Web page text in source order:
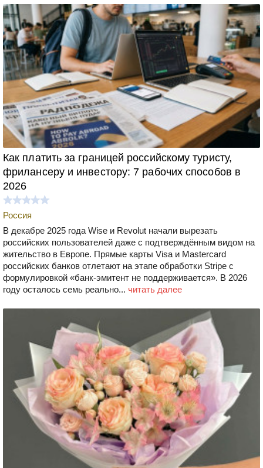
Как платить за границей российскому туристу,
фрилансеру и инвестору: 7 рабочих способов в
2026
Россия
В декабре 2025 года Wise и Revolut начали вырезать
российских пользователей даже с подтверждённым видом на
жительство в Европе. Прямые карты Visa и Mastercard
российских банков отлетают на этапе обработки Stripe с
формулировкой «банк-эмитент не поддерживается». В 2026
году осталось семь реально... читать далее